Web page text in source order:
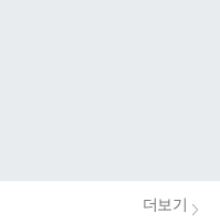
더보기